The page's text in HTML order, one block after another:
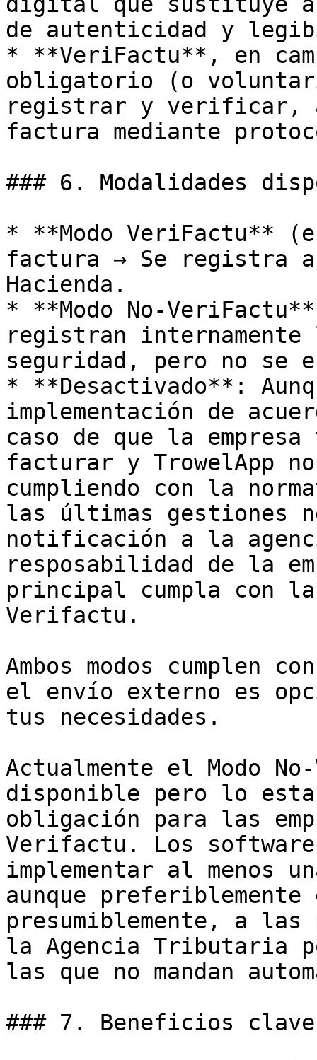
de autenticidad y
* **VeriFactu**, en
obligatorio (o
registrar y verificar,
factura mediante
### 6. Modalidades
* **Modo VeriFactu**
factura → Se registra
Hacienda.
* **Modo
registran internamente
seguridad, pero no se
* **Desactivado**:
implementación de
caso de que la
facturar y TrowelApp
cumpliendo con la
las últimas gestiones
notificación a la
resposabilidad de la
principal cumpla con
Verifactu.
Ambos modos cumplen
el envío externo es
tus necesidades.
Actualmente el Modo
disponible pero lo
obligación para las
Verifactu. Los
implementar al menos
aunque
presumiblemente, a las
la Agencia Tributaria
las que no mandan
### 7. Beneficios